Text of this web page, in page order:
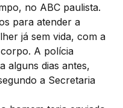
no ABC paulista.
para atender a
já sem vida, com a
A polícia
alguns dias antes,
a Secretaria